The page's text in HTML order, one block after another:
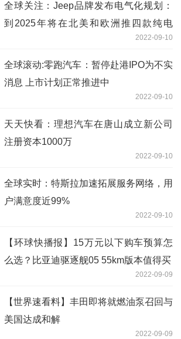
全球关注：Jeep品牌发布电气化规划：
到2025年将在北美和欧洲推四款纯电
2022-09-10
全球滚动:零跑汽车：暂停赴港IPO为不实
消息 上市计划正常推进中
2022-09-10
天天快看：理想汽车在唐山成立新公司
注册资本1000万
2022-09-10
全球实时：特斯拉加速拓展服务网络，用
户满意度近99%
2022-09-10
【环球快播报】15万元以下购车预算怎
么选？比亚迪驱逐舰05 55km版本值得买
2022-09-09
【世界速看料】丰田即将就燃油泵召回与
美国达成和解
2022-09-09